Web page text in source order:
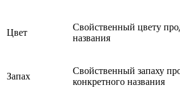
Цвет
Свойственный цвету
названия
Запах
Свойственный запаху
конкретного названия